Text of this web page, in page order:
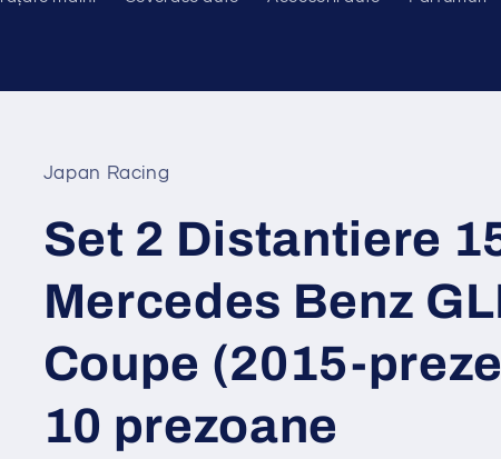
Japan Racing
Set 2 Distantiere
Mercedes Benz
Coupe (2015-
10 prezoane